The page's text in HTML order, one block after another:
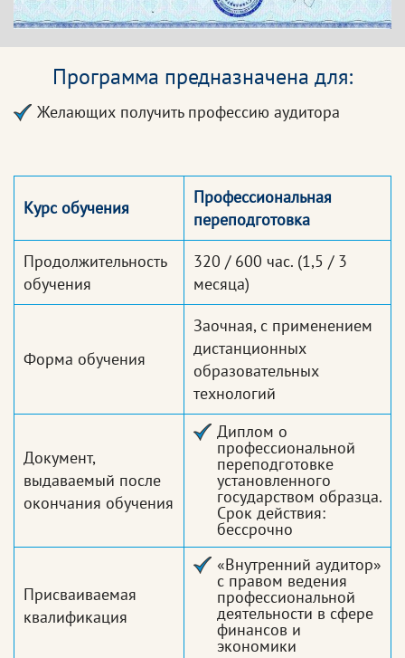
Программа предназначена для:
Желающих получить профессию аудитора
Курс обучения
Профессиональная
переподготовка
Продолжительность
обучения
320 / 600 час. (1,5 / 3
месяца)
Форма обучения
Заочная, с применением
дистанционных
образовательных
технологий
Документ,
выдаваемый после
окончания обучения
Диплом о
профессиональной
переподготовке
установленного
государством образца.
Срок действия:
бессрочно
Присваиваемая
квалификация
«Внутренний аудитор»
с правом ведения
профессиональной
деятельности в сфере
финансов и
экономики